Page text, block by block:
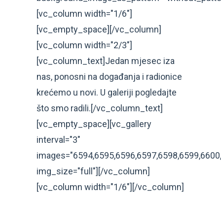
[vc_column width="1/6"]
[vc_empty_space][/vc_column]
[vc_column width="2/3"]
[vc_column_text]Jedan mjesec iza
nas, ponosni na događanja i radionice
krećemo u novi. U galeriji pogledajte
što smo radili.[/vc_column_text]
[vc_empty_space][vc_gallery
interval="3"
img_size="full"][/vc_column]
[vc_column width="1/6"][/vc_column]